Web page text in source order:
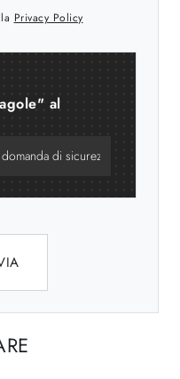
Privacy Policy
al